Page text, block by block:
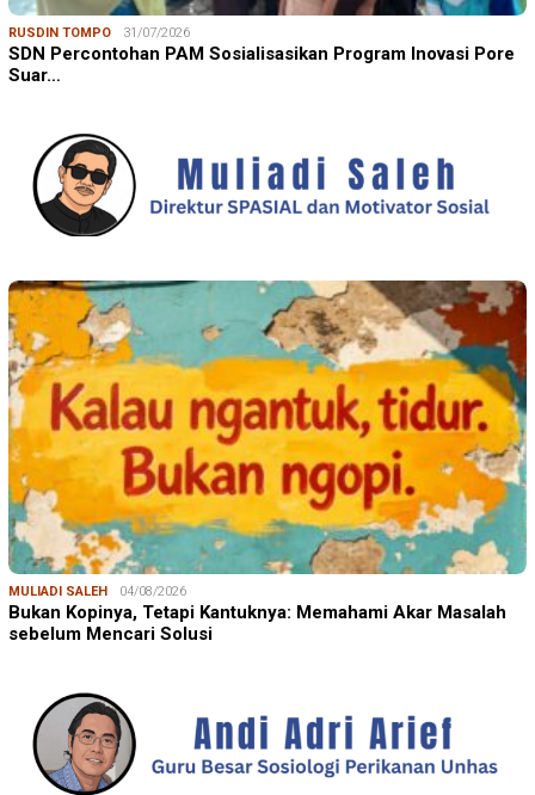
RUSDIN TOMPO 31/07/2026
SDN Percontohan PAM Sosialisasikan Program Inovasi Pore
Suar…
MULIADI SALEH 04/08/2026
Bukan Kopinya, Tetapi Kantuknya: Memahami Akar Masalah
sebelum Mencari Solusi